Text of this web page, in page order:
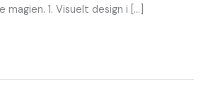
1. Visuelt design i […]